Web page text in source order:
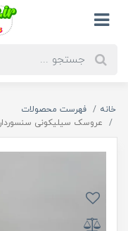
خانه
فهرست محصولات
عروسک سیلیکونی سنسوردار